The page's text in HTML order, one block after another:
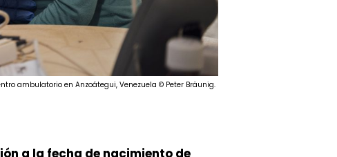
ambulatorio en Anzoátegui, Venezuela © Peter Bräunig.
a la fecha de nacimiento de